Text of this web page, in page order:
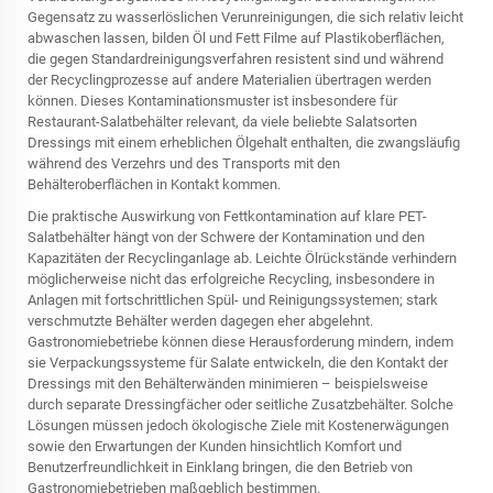
Gegensatz zu wasserlöslichen Verunreinigungen, die sich relativ leicht
abwaschen lassen, bilden Öl und Fett Filme auf Plastikoberflächen,
die gegen Standardreinigungsverfahren resistent sind und während
der Recyclingprozesse auf andere Materialien übertragen werden
können. Dieses Kontaminationsmuster ist insbesondere für
Restaurant-Salatbehälter relevant, da viele beliebte Salatsorten
Dressings mit einem erheblichen Ölgehalt enthalten, die zwangsläufig
während des Verzehrs und des Transports mit den
Behälteroberflächen in Kontakt kommen.
Die praktische Auswirkung von Fettkontamination auf klare PET-
Salatbehälter hängt von der Schwere der Kontamination und den
Kapazitäten der Recyclinganlage ab. Leichte Ölrückstände verhindern
möglicherweise nicht das erfolgreiche Recycling, insbesondere in
Anlagen mit fortschrittlichen Spül- und Reinigungssystemen; stark
verschmutzte Behälter werden dagegen eher abgelehnt.
Gastronomiebetriebe können diese Herausforderung mindern, indem
sie Verpackungssysteme für Salate entwickeln, die den Kontakt der
Dressings mit den Behälterwänden minimieren – beispielsweise
durch separate Dressingfächer oder seitliche Zusatzbehälter. Solche
Lösungen müssen jedoch ökologische Ziele mit Kostenerwägungen
sowie den Erwartungen der Kunden hinsichtlich Komfort und
Benutzerfreundlichkeit in Einklang bringen, die den Betrieb von
Gastronomiebetrieben maßgeblich bestimmen.